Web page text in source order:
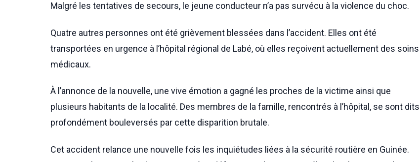
Malgré les tentatives de secours, le jeune conducteur n’a pas survécu à la violence du choc.
Quatre autres personnes ont été grièvement blessées dans l’accident. Elles ont été
transportées en urgence à l’hôpital régional de Labé, où elles reçoivent actuellement des soins
médicaux.
À l’annonce de la nouvelle, une vive émotion a gagné les proches de la victime ainsi que
plusieurs habitants de la localité. Des membres de la famille, rencontrés à l’hôpital, se sont dits
profondément bouleversés par cette disparition brutale.
Cet accident relance une nouvelle fois les inquiétudes liées à la sécurité routière en Guinée.